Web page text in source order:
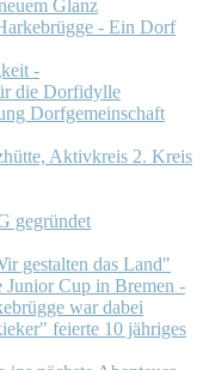
Glanz
- Ein Dorf
-
die Dorfidylle
Dorfgemeinschaft
Aktivkreis 2. Kreis
gegründet
gestalten das Land"
Junior Cup in Bremen -
war dabei
feierte 10 jähriges